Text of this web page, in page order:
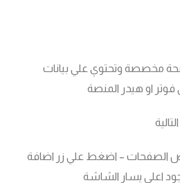
مخصصة وتحتوي علي بيانات
او هيدر المنصة
الصفحات – اضغط علي زر اضافة
اعلي يسار الشاشة